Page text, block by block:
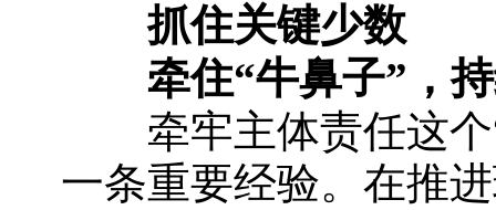
抓住关键少数
牵住“牛鼻子”，
牵牢主体责任这个“
一条重要经验。在推